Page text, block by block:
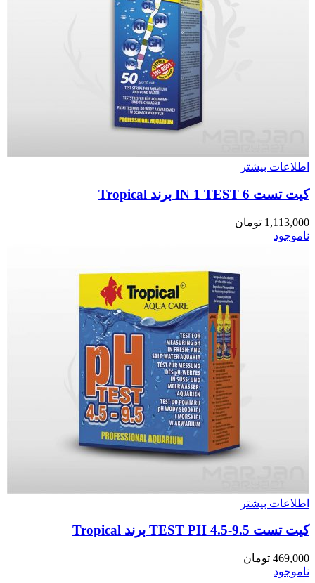
اطلاعات بیشتر
کیت تست 6 IN 1 TEST برند Tropical
1,113,000 تومان
ناموجود
اطلاعات بیشتر
کیت تست TEST PH 4.5-9.5 برند Tropical
469,000 تومان
ناموجود